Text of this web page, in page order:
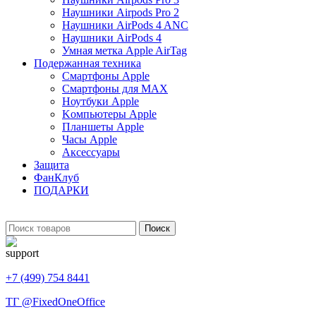
Наушники Airpods Pro 2
Наушники AirPods 4 ANC
Наушники AirPods 4
Умная метка Apple AirTag
Подержанная техника
Cмартфоны Apple
Смартфоны для MAX
Hоутбуки Apple
Kомпьютеры Apple
Планшеты Apple
Часы Apple
Аксессуары
Защита
ФанКлуб
ПОДАРКИ
Поиск
+7 (499) 754 8441
ТГ @FixedOneOffice